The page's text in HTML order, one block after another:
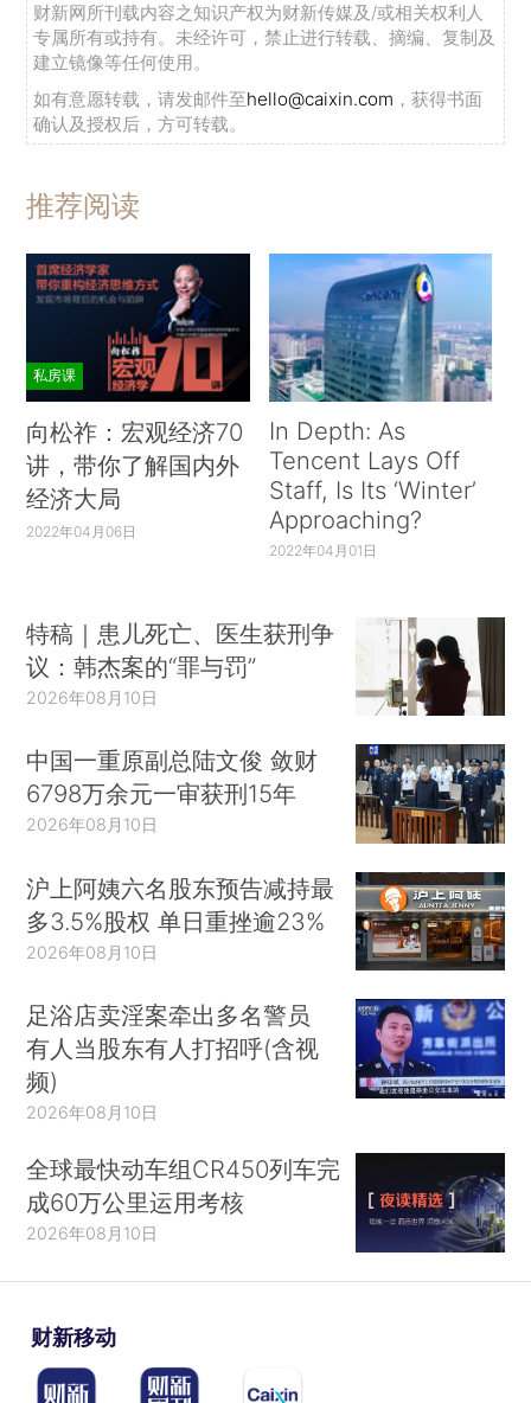
财新网所刊载内容之知识产权为财新传媒及/或相关权利人
专属所有或持有。未经许可，禁止进行转载、摘编、复制及
建立镜像等任何使用。
如有意愿转载，请发邮件至hello@caixin.com ，获得书面
确认及授权后，方可转载。
推荐阅读
私房课
向松祚：宏观经济70
讲，带你了解国内外
经济大局
2022年04月06日
In Depth: As
Tencent Lays Off
Staff, Is Its ‘Winter’
Approaching?
2022年04月01日
特稿｜患儿死亡、医生获刑争
议：韩杰案的“罪与罚”
2026年08月10日
中国一重原副总陆文俊 敛财
6798万余元一审获刑15年
2026年08月10日
沪上阿姨六名股东预告减持最
多3.5%股权 单日重挫逾23%
2026年08月10日
足浴店卖淫案牵出多名警员
有人当股东有人打招呼(含视
频)
2026年08月10日
全球最快动车组CR450列车完
成60万公里运用考核
2026年08月10日
财新移动